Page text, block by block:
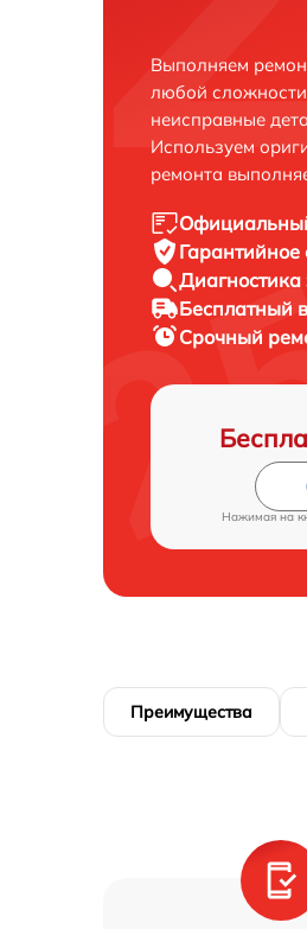
Выполняем
любой
неисправные
Используем
ремонта
Диагностика
Бесплатный
Срочный
Нажимая на
Преимущества